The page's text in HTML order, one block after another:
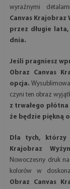
wyraźnymi
Canvas Krajobraz
przez długie lata,
dnia.
Jeśli pragniesz
Obraz Canvas
opcja.
czyni ten obraz
z trwałego
że będzie piękną
Dla tych, którzy
Krajobraz
Nowoczesny druk
kolorów w
Obraz Canvas